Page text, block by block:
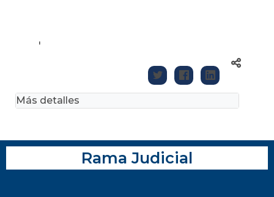
'
Más detalles
Rama Judicial